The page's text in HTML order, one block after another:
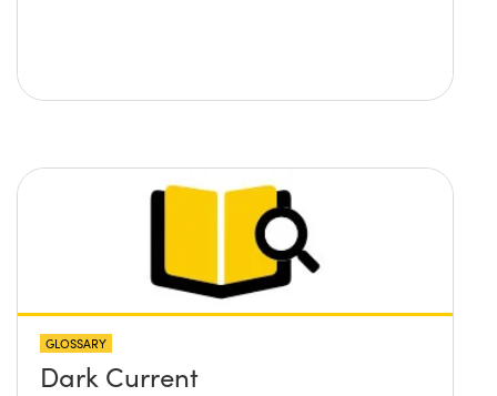
GLOSSARY
Dark Current